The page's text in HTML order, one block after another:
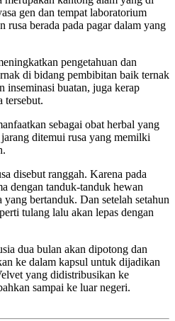
gen dan tempat laboratorium
rusa berada pada pagar dalam yang
pengetahuan dan
di bidang pembibitan baik ternak
inseminasi buatan, juga kerap
tersebut.
sebagai obat herbal yang
ditemui rusa yang memilki
disebut ranggah. Karena pada
dengan tanduk-tanduk hewan
bertanduk. Dan setelah setahun
tulang lalu akan lepas dengan
dua bulan akan dipotong dan
ke dalam kapsul untuk dijadikan
yang didistribusikan ke
sampai ke luar negeri.